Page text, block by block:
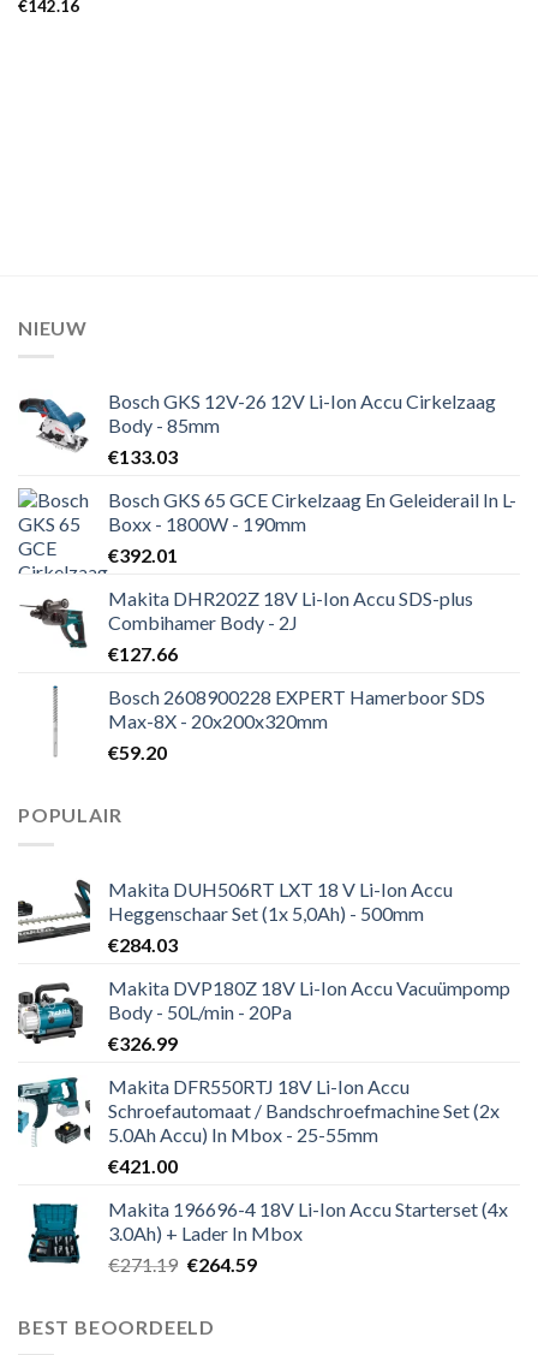
€142.16
NIEUW
Bosch GKS 12V-26 12V Li-Ion Accu Cirkelzaag
Body - 85mm
€133.03
Bosch GKS 65 GCE Cirkelzaag En Geleiderail In L-
Boxx - 1800W - 190mm
€392.01
Makita DHR202Z 18V Li-Ion Accu SDS-plus
Combihamer Body - 2J
€127.66
Bosch 2608900228 EXPERT Hamerboor SDS
Max-8X - 20x200x320mm
€59.20
POPULAIR
Makita DUH506RT LXT 18 V Li-Ion Accu
Heggenschaar Set (1x 5,0Ah) - 500mm
€284.03
Makita DVP180Z 18V Li-Ion Accu Vacuümpomp
Body - 50L/min - 20Pa
€326.99
Makita DFR550RTJ 18V Li-Ion Accu
Schroefautomaat / Bandschroefmachine Set (2x
5.0Ah Accu) In Mbox - 25-55mm
€421.00
Makita 196696-4 18V Li-Ion Accu Starterset (4x
3.0Ah) + Lader In Mbox
€271.19 Oorspronkelijke
€271.19.
€264.59Huidige
BEST BEOORDEELD